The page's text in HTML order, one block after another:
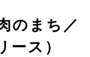
のまち／
ス）